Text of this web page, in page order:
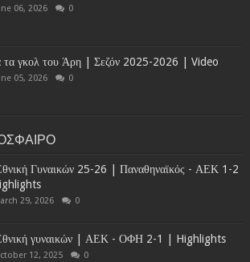
06, 2026 0
τα γκολ του Άρη | Σεζόν 2025-2026 | Video
05, 2026 0
Γυναικών 25-26 | Παναθηναϊκός - ΑΕΚ 1-2
29, 2026 0
γυναικών | ΑΕΚ - ΟΦΗ 2-1 | Highlights
12, 2025 0